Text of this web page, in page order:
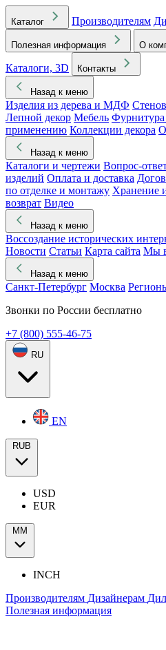
Каталог Производителям
Полезная информация О
Каталоги, 3D
Контакты
Назад к меню
Изделия из дерева и МДФ
Лепной декор Мебель Фурнитура
применению Коллекции декора
Назад к меню
Каталоги и чертежи Вопрос-
изделий Оплата и доставка
по отделке и монтажу Хранение
возврат Видео
Назад к меню
Воссоздание исторических
Новости Статьи Карта сайта Мы
Назад к меню
Санкт-Петербург Москва
Звонки по России бесплатно
+7 (800) 555-46-75
RU
EN
RUB
USD
EUR
ММ
INCH
Производителям Дизайнерам
Полезная информация